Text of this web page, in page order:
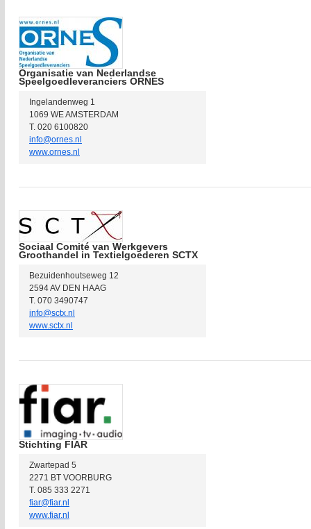
Organisatie van Nederlandse
Speelgoedleveranciers ORNES
Ingelandenweg 1
1069 WE AMSTERDAM
T. 020 6100820
info@ornes.nl
www.ornes.nl
Sociaal Comité van Werkgevers
Groothandel in Textielgoederen SCTX
Bezuidenhoutseweg 12
2594 AV DEN HAAG
T. 070 3490747
info@sctx.nl
www.sctx.nl
Stichting FIAR
Zwartepad 5
2271 BT VOORBURG
T. 085 333 2271
fiar@fiar.nl
www.fiar.nl